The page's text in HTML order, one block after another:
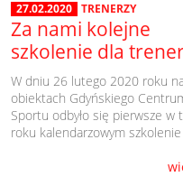
27.02.2020 TRENERZY
Za nami kolejne
szkolenie dla
W dniu 26 lutego 2020 roku
obiektach Gdyńskiego
Sportu odbyło się pierwsze w
roku kalendarzowym szkolenie